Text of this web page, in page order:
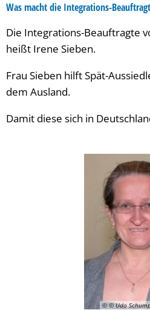
Was macht die Integrations-
Die Integrations-Beauftragte
heißt Irene Sieben.
Frau Sieben hilft Spät-
dem Ausland.
Damit diese sich in
© © Udo